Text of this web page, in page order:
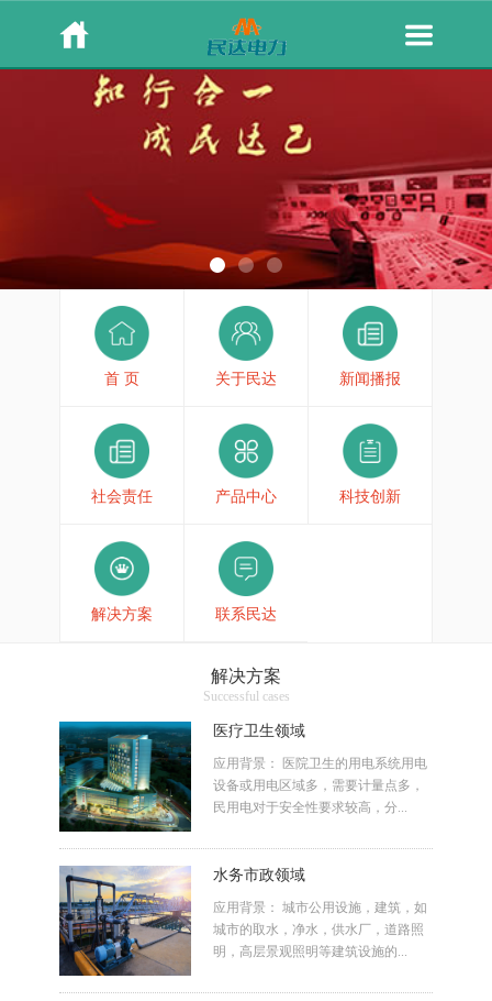
首 页 关于民达 新闻播报
社会责任 产品中心 科技创新
解决方案 联系民达
解决方案
Successful cases
医疗卫生领域
应用背景： 医院卫生的用电系统用电
设备或用电区域多，需要计量点多，
民用电对于安全性要求较高，分...
水务市政领域
应用背景： 城市公用设施，建筑，如
城市的取水，净水，供水厂，道路照
明，高层景观照明等建筑设施的...